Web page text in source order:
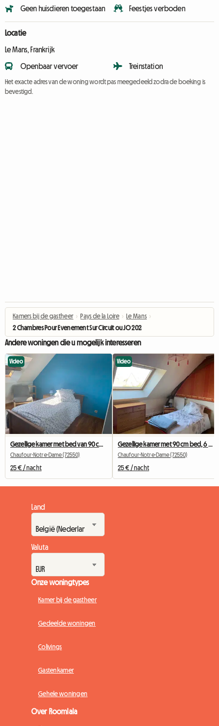
Geen huisdieren toegestaan Feestjes verboden
Locatie
Le Mans, Frankrijk
Openbaar vervoer Treinstation
Het exacte adres van de woning wordt pas meegedeeld zodra de boeking is
bevestigd.
Kamers bij de gastheer › Pays de la Loire › Le Mans ›
2 Chambres Pour Evenement Sur Circuit ou JO 2024
Andere woningen die u mogelijk interesseren
Video
Chaufour-Notre-Dame (72550)
25 € / nacht
Video
Chaufour-Notre-Dame (72550)
25 € / nacht
Land
Valuta
Onze woningtypes
Kamer bij de gastheer
Gedeelde woningen
Colivings
Gastenkamer
Gehele woningen
Over Roomlala